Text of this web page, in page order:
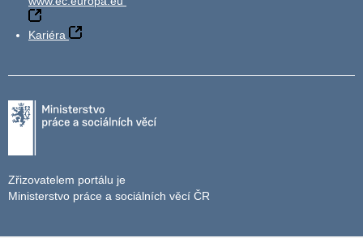
Kariéra
Zřizovatelem portálu je
Ministerstvo práce a sociálních věcí ČR